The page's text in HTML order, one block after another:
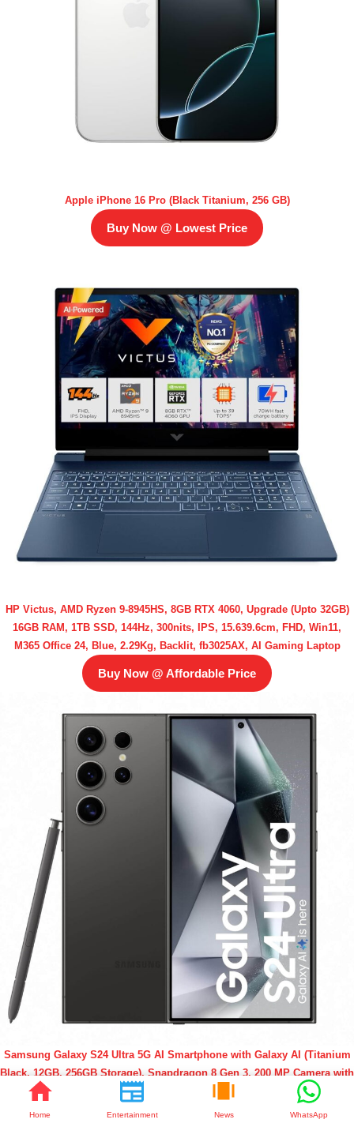
Home Entertainment News WhatsApp
Apple iPhone 16 Pro (Black Titanium, 256 GB)
Buy Now @ Lowest Price
HP Victus, AMD Ryzen 9-8945HS, 8GB RTX 4060, Upgrade (Upto 32GB)
16GB RAM, 1TB SSD, 144Hz, 300nits, IPS, 15.639.6cm, FHD, Win11,
M365 Office 24, Blue, 2.29Kg, Backlit, fb3025AX, AI Gaming Laptop
Buy Now @ Affordable Price
Samsung Galaxy S24 Ultra 5G AI Smartphone with Galaxy AI (Titanium
Black, 12GB, 256GB Storage), Snapdragon 8 Gen 3, 200 MP Camera with
ProVisual Engine and 5000mAh Battery
Buy Now